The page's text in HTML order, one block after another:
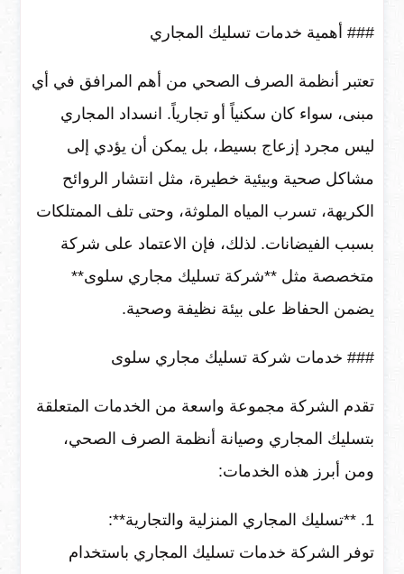
### أهمية خدمات تسليك المجاري
تعتبر أنظمة الصرف الصحي من أهم المرافق في أي
مبنى، سواء كان سكنياً أو تجارياً. انسداد المجاري
ليس مجرد إزعاج بسيط، بل يمكن أن يؤدي إلى
مشاكل صحية وبيئية خطيرة، مثل انتشار الروائح
الكريهة، تسرب المياه الملوثة، وحتى تلف الممتلكات
بسبب الفيضانات. لذلك، فإن الاعتماد على شركة
متخصصة مثل **شركة تسليك مجاري سلوى**
يضمن الحفاظ على بيئة نظيفة وصحية.
### خدمات شركة تسليك مجاري سلوى
تقدم الشركة مجموعة واسعة من الخدمات المتعلقة
بتسليك المجاري وصيانة أنظمة الصرف الصحي،
ومن أبرز هذه الخدمات:
1. **تسليك المجاري المنزلية والتجارية**:
توفر الشركة خدمات تسليك المجاري باستخدام